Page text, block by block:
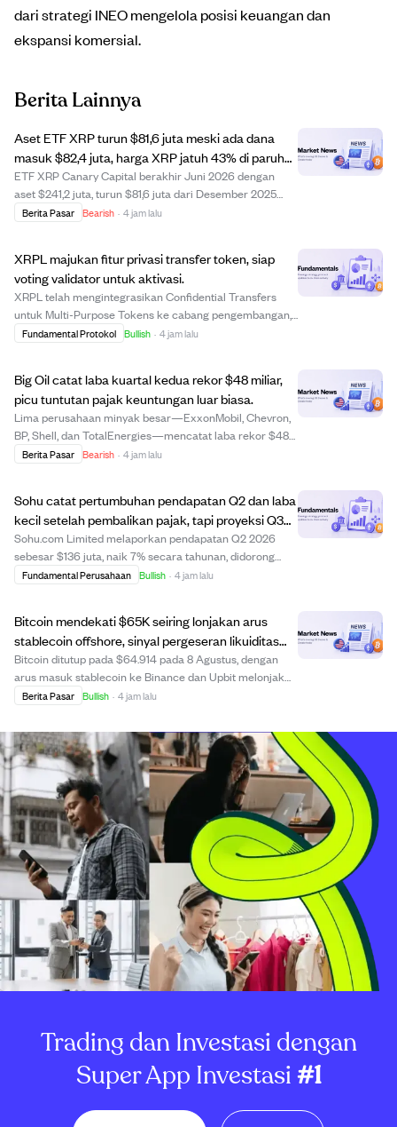
dari strategi INEO mengelola posisi keuangan dan
ekspansi komersial.
Berita Lainnya
Aset ETF XRP turun $81,6 juta meski ada dana
masuk $82,4 juta, harga XRP jatuh 43% di paruh
pertama 2026
ETF XRP Canary Capital berakhir Juni 2026 dengan
aset $241,2 juta, turun $81,6 juta dari Desember 2025
meski ada dana masuk bersih $82,4 juta. Kepemilikan
Berita Pasar Bearish · 4 jam lalu
XRPL majukan fitur privasi transfer token, siap
voting validator untuk aktivasi.
XRPL telah mengintegrasikan Confidential Transfers
untuk Multi-Purpose Tokens ke cabang pengembangan,
menandai pencapaian teknik penting. Fitur ini, yang
t...
Fundamental Protokol Bullish · 4 jam lalu
Big Oil catat laba kuartal kedua rekor $48 miliar,
picu tuntutan pajak keuntungan luar biasa.
Lima perusahaan minyak besar—ExxonMobil, Chevron,
BP, Shell, dan TotalEnergies—mencatat laba rekor $48
miliar dan hampir $90 miliar kas pada kuartal kedua
Berita Pasar Bearish · 4 jam lalu
Sohu catat pertumbuhan pendapatan Q2 dan laba
kecil setelah pembalikan pajak, tapi proyeksi Q3
rugi.
Sohu.com Limited melaporkan pendapatan Q2 2026
sebesar $136 juta, naik 7% secara tahunan, didorong
oleh kenaikan 10% pendapatan game online. Setelah
Fundamental Perusahaan Bullish · 4 jam lalu
Bitcoin mendekati $65K seiring lonjakan arus
stablecoin offshore, sinyal pergeseran likuiditas
global dan target harga di atas $180K.
Bitcoin ditutup pada $64.914 pada 8 Agustus, dengan
arus masuk stablecoin ke Binance dan Upbit melonjak
tajam, menunjukkan pergeseran likuiditas dari pasar AS
melemah, sementara pemegang Bitcoin l...
Berita Pasar Bullish · 4 jam lalu
Trading dan Investasi dengan
Super App Investasi#1